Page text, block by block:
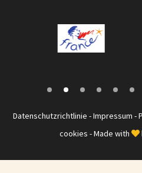
Datenschutzrichtlinie -Impressum -
cookies - Made with